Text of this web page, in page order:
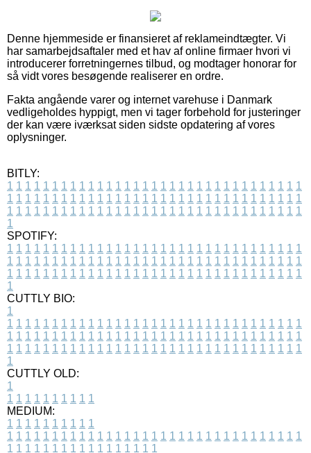
Denne hjemmeside er finansieret af reklameindtægter. Vi
har samarbejdsaftaler med et hav af online firmaer hvori vi
introducerer forretningernes tilbud, og modtager honorar for
så vidt vores besøgende realiserer en ordre.
Fakta angående varer og internet varehuse i Danmark
vedligeholdes hyppigt, men vi tager forbehold for justeringer
der kan være iværksat siden sidste opdatering af vores
oplysninger.
BITLY:
1 1 1 1 1 1 1 1 1 1 1 1 1 1 1 1 1 1 1 1 1 1 1 1 1 1 1 1 1 1 1 1 1
1 1 1 1 1 1 1 1 1 1 1 1 1 1 1 1 1 1 1 1 1 1 1 1 1 1 1 1 1 1 1 1 1
1 1 1 1 1 1 1 1 1 1 1 1 1 1 1 1 1 1 1 1 1 1 1 1 1 1 1 1 1 1 1 1 1
1
SPOTIFY:
1 1 1 1 1 1 1 1 1 1 1 1 1 1 1 1 1 1 1 1 1 1 1 1 1 1 1 1 1 1 1 1 1
1 1 1 1 1 1 1 1 1 1 1 1 1 1 1 1 1 1 1 1 1 1 1 1 1 1 1 1 1 1 1 1 1
1 1 1 1 1 1 1 1 1 1 1 1 1 1 1 1 1 1 1 1 1 1 1 1 1 1 1 1 1 1 1 1 1
1
CUTTLY BIO:
1
1 1 1 1 1 1 1 1 1 1 1 1 1 1 1 1 1 1 1 1 1 1 1 1 1 1 1 1 1 1 1 1 1
1 1 1 1 1 1 1 1 1 1 1 1 1 1 1 1 1 1 1 1 1 1 1 1 1 1 1 1 1 1 1 1 1
1 1 1 1 1 1 1 1 1 1 1 1 1 1 1 1 1 1 1 1 1 1 1 1 1 1 1 1 1 1 1 1 1
1
CUTTLY OLD:
1
1 1 1 1 1 1 1 1 1 1
MEDIUM:
1 1 1 1 1 1 1 1 1 1
1 1 1 1 1 1 1 1 1 1 1 1 1 1 1 1 1 1 1 1 1 1 1 1 1 1 1 1 1 1 1 1 1
1 1 1 1 1 1 1 1 1 1 1 1 1 1 1 1 1